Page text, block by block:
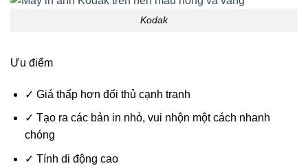
Kodak
Ưu điểm
✓ Giá thấp hơn đối thủ cạnh tranh
✓ Tạo ra các bản in nhỏ, vui nhộn một cách nhanh
chóng
✓ Tính di động cao